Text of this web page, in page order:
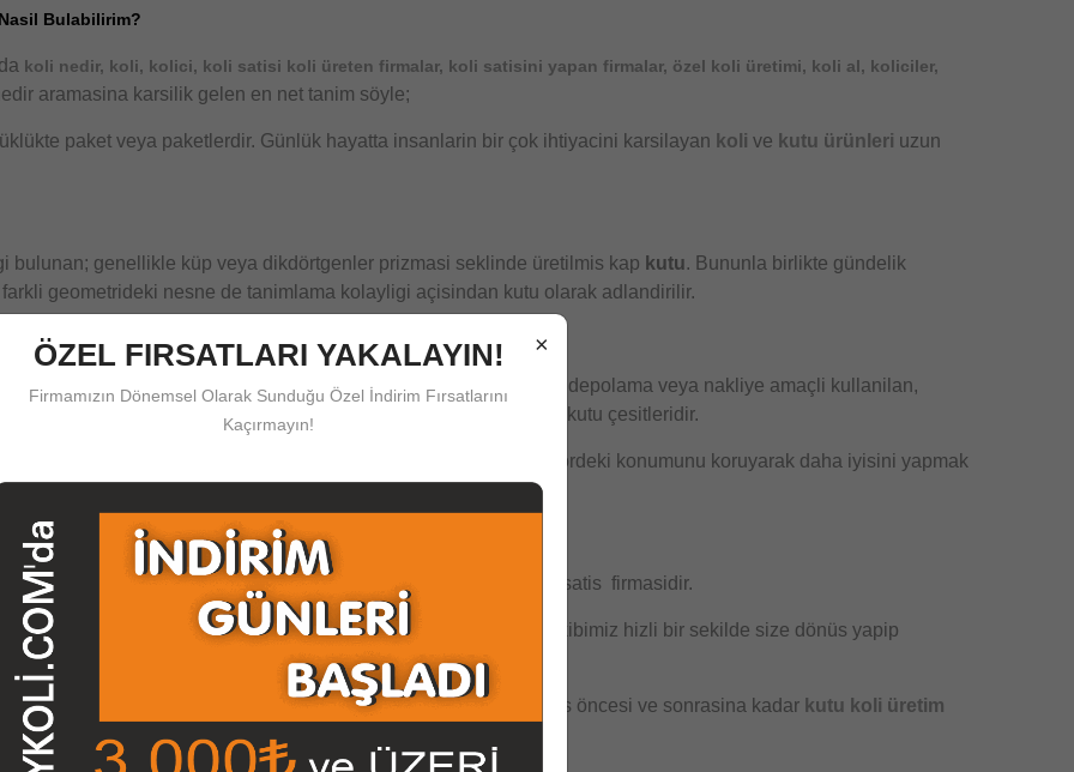
Bulabilirim?
koli nedir, koli, kolici, koli satisi koli üreten firmalar, koli satisini yapan firmalar, özel koli üretimi, koli al, koliciler,
aramasina karsilik gelen en net tanim söyle;
paket veya paketlerdir. Günlük hayatta insanlarin bir çok ihtiyacini karsilayan koli ve kutu ürünleri uzun
bulunan; genellikle küp veya dikdörtgenler prizmasi seklinde üretilmis kap kutu. Bununla birlikte gündelik
geometrideki nesne de tanimlama kolayligi açisindan kutu olarak adlandirilir.
Basliklar Altinda Toplanir
oldugunuz belge, ürün, esya, elbise, ofis, ev malzemeleri depolama veya nakliye amaçli kullanilan,
kolayligi bulunan, çalisma alaninizi genisletecek olan Koli kutu çesitleridir.
ilke edinen
sektörde kaliteyi yakalamis ve sektördeki konumunu koruyarak daha iyisini yapmak
sekilde üretebilir size ulastirabilir potansiyele sahip satis firmasidir.
iletisim kanallarimizi kullanarak iletmeniz durumunda grafiker ekibimiz hizli bir sekilde size dönüs yapip
kolileriniz üretilip size ulastirilmak üzere kargoya verilmektedir. Satis öncesi ve sonrasina kadar kutu koli üretim
×
ÖZEL FIRSATLARI YAKALAYIN!
Firmamızın Dönemsel Olarak Sunduğu Özel İndirim Fırsatlarını
Kaçırmayın!